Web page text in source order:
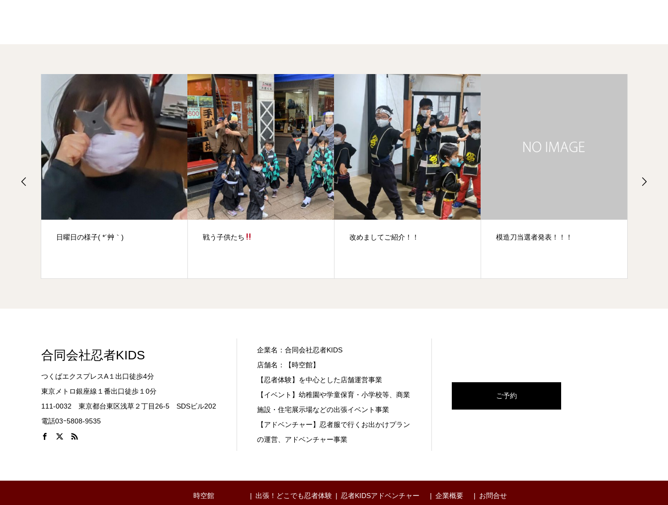
戦う子供たち 改めましてご紹介！！ 模造刀当選者発表！！！
桜の女神の姉妹のお面～有明ガーデ
合同会社忍者KIDS
つくばエクスプレスA１出口徒歩4分
東京メトロ銀座線１番出口徒歩１0分
111-0032 東京都台東区浅草２丁目26-5 SDSビル202
電話03ｰ5808-9535
企業名：合同会社忍者KIDS
店舗名：【時空館】
【忍者体験】を中心とした店舗運営事業
【イベント】幼稚園や学童保育・小学校等、商業
施設・住宅展示場などの出張イベント事業
【アドベンチャー】忍者服で行くお出かけプラン
の運営、アドベンチャー事業
ご予約
時空館 出張！どこでも忍者体験 忍者KIDSアドベンチャー 企業概要 お問合せ